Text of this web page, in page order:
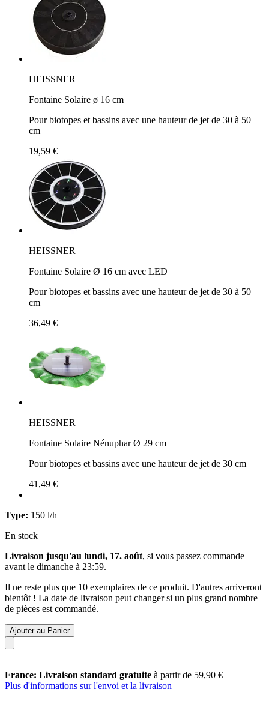
HEISSNER
Fontaine Solaire ø 16 cm
Pour biotopes et bassins avec une hauteur de jet de 30 à 50
cm
19,59 €
HEISSNER
Fontaine Solaire Ø 16 cm avec LED
Pour biotopes et bassins avec une hauteur de jet de 30 à 50
cm
36,49 €
HEISSNER
Fontaine Solaire Nénuphar Ø 29 cm
Pour biotopes et bassins avec une hauteur de jet de 30 cm
41,49 €
Type: 150 l/h
En stock
Livraison jusqu'au lundi, 17. août, si vous passez commande
avant le dimanche à 23:59.
Il ne reste plus que 10 exemplaires de ce produit. D'autres arriveront
bientôt ! La date de livraison peut changer si un plus grand nombre
de pièces est commandé.
Ajouter au Panier
France: Livraison standard gratuite à partir de 59,90 €
Plus d'informations sur l'envoi et la livraison